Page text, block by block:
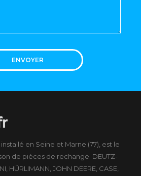
ENVOYER
en Seine et Marne (77), est le
de pièces de rechange DEUTZ-
HÜRLIMANN, JOHN DEERE, CASE,